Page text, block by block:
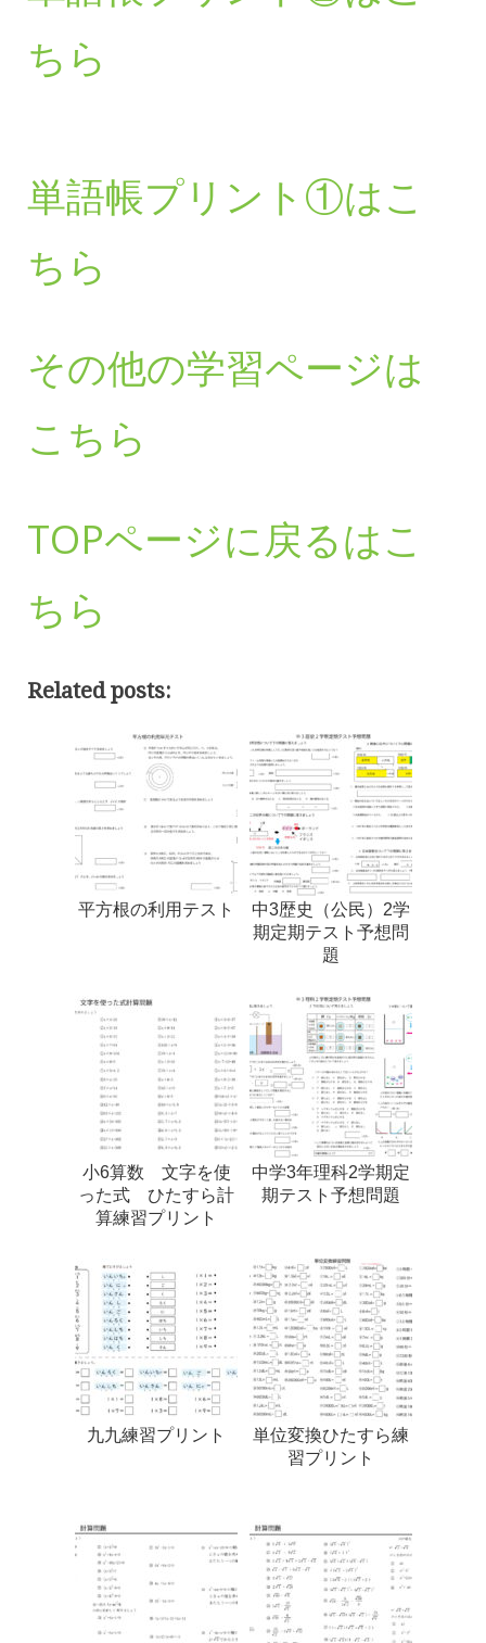
ちら
単語帳プリント①はこ
ちら
その他の学習ページは
こちら
TOPページに戻るはこ
ちら
Related posts:
平方根の利用テスト
中3歴史（公民）2学
期定期テスト予想問
題
小6算数 文字を使
った式 ひたすら計
算練習プリント
中学3年理科2学期定
期テスト予想問題
九九練習プリント
単位変換ひたすら練
習プリント